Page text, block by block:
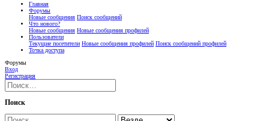
Главная
Форумы
Новые сообщения Поиск сообщений
Что нового?
Новые сообщения Новые сообщения профилей
Пользователи
Текущие посетители Новые сообщения профилей Поиск сообщений профилей
Точка доступа
Форумы
Вход
Регистрация
Поиск